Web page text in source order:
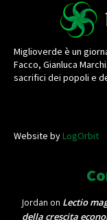
Miglioverde è un
Facco, Gianluca
sacrifici dei popoli e
Website byLogOrbit
Jordan on Lectio
della crescita